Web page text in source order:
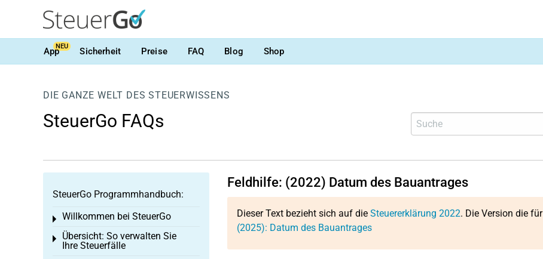
AppNEU Sicherheit Preise FAQ Blog Shop
DIE GANZE WELT DES STEUERWISSENS
SteuerGo FAQs
Feldhilfe: (2022) Datum des Bauantrages
Dieser Text bezieht sich auf die Steuererklärung 2022. Die Version die
(2025): Datum des Bauantrages
SteuerGo Programmhandbuch:
Willkommen bei SteuerGo
Toggle menu
Übersicht: So verwalten Sie
Ihre Steuerfälle
Toggle menu